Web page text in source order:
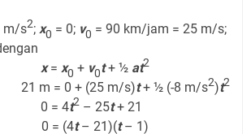
m/s2; x0 = 0; v0 = 90 km/jam = 25 m/s;
x= x0 + v0t+ ½ at2
21 m = 0 + (25 m/s)t+ ½ (-8 m/s2)t2
4t2 – 25t+ 21
= (4t– 21)(t– 1)